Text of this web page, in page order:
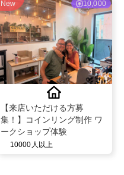
New 10,000
【来店いただける方募
集！】コインリング制作 ワ
ークショップ体験
10000人以上